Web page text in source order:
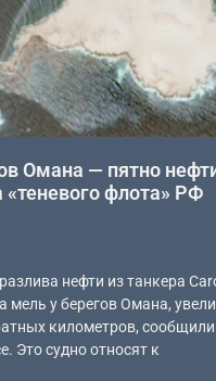
Омана — пятно
«теневого флота» РФ
нефти из танкера
мель у берегов Омана,
километров,
Это судно относят к